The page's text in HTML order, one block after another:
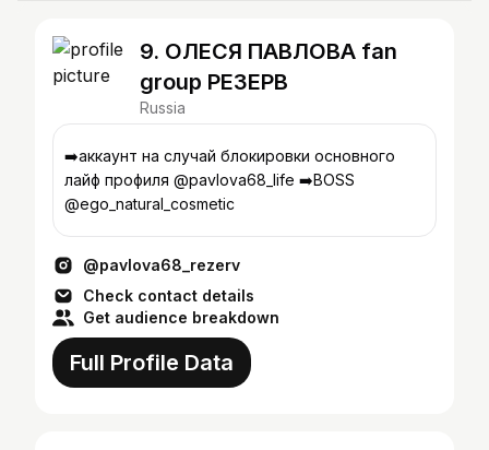
9. ОЛЕСЯ ПАВЛОВА fan
group РЕЗЕРВ
Russia
➡️аккаунт на случай блокировки основного
лайф профиля @pavlova68_life ➡️BOSS
@ego_natural_cosmetic
@pavlova68_rezerv
Check contact details
Get audience breakdown
Full Profile Data